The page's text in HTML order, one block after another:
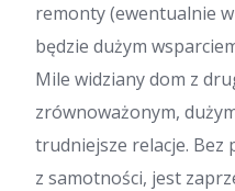
remonty (ewentualnie
będzie dużym
Mile widziany dom z
zrównoważonym,
trudniejsze relacje. Bez
z samotności, jest